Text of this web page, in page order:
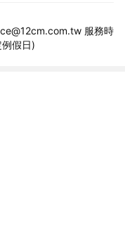
服務時
假日)